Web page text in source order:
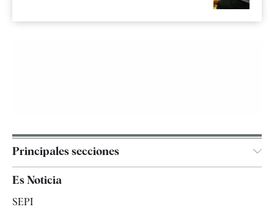
Principales secciones
España
Es Noticia
SEPI